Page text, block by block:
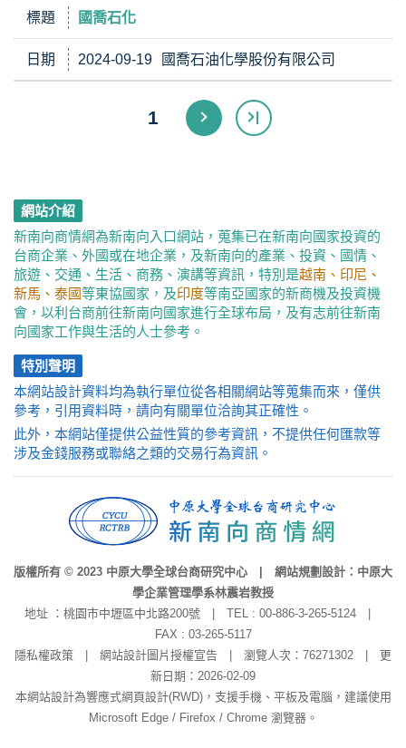
標題 國喬石化
日期 2024-09-19 國喬石油化學股份有限公司
1
網站介紹
新南向商情網為新南向入口網站，蒐集已在新南向國家投資的
台商企業、外國或在地企業，及新南向的產業、投資、國情、
旅遊、交通、生活、商務、演講等資訊，特別是越南、印尼、
新馬、泰國等東協國家，及印度等南亞國家的新商機及投資機
會，以利台商前往新南向國家進行全球布局，及有志前往新南
向國家工作與生活的人士參考。
特別聲明
本網站設計資料均為執行單位從各相關網站等蒐集而來，僅供
參考，引用資料時，請向有關單位洽詢其正確性。
此外，本網站僅提供公益性質的參考資訊，不提供任何匯款等
涉及金錢服務或聯絡之類的交易行為資訊。
版權所有 © 2023 中原大學全球台商研究中心 | 網站規劃設計：中原大
學企業管理學系林震岩教授
地址 ：桃園市中壢區中北路200號 | TEL : 00-886-3-265-5124 |
FAX : 03-265-5117
隱私權政策
網站設計圖片授權宣告 | 瀏覽人次：76271302 | 更
新日期：2026-02-09
本網站設計為響應式網頁設計(RWD)，支援手機、平板及電腦，建議使用
Microsoft Edge / Firefox / Chrome 瀏覽器。